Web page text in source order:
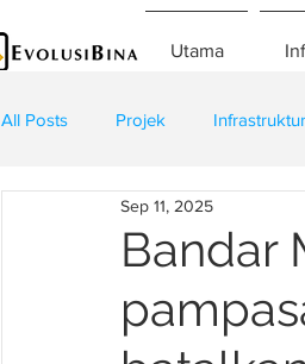
Utama
All Posts Projek Infrastruktur
Teknologi Kontraktor
Bandar
Sep 11, 2025